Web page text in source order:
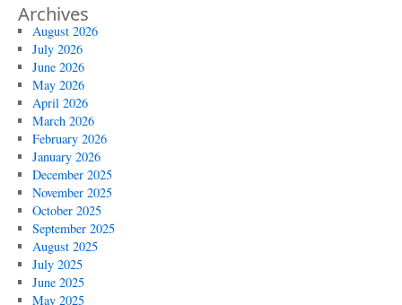
Archives
August 2026
July 2026
June 2026
May 2026
April 2026
March 2026
February 2026
January 2026
December 2025
November 2025
October 2025
September 2025
August 2025
July 2025
June 2025
May 2025